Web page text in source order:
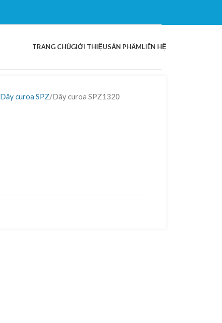
TRANG CHỦGIỚI THIỆUSẢN PHẨMLIÊN HỆ
Dây curoa SPZ Dây curoa SPZ1320